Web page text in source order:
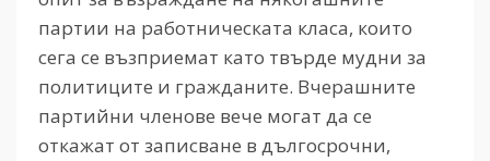
партии на работническата класа, които
сега се възприемат като твърде мудни за
политиците и гражданите. Вчерашните
партийни членове вече могат да се
откажат от записване в дългосрочни,